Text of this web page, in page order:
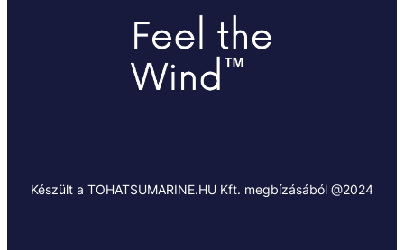
Készült a TOHATSUMARINE.HU Kft. megbízásából @2024